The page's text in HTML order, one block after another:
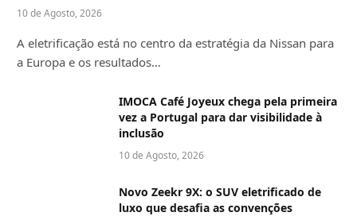
10 de Agosto, 2026
A eletrificação está no centro da estratégia da Nissan para
a Europa e os resultados…
IMOCA Café Joyeux chega pela primeira
vez a Portugal para dar visibilidade à
inclusão
10 de Agosto, 2026
Novo Zeekr 9X: o SUV eletrificado de
luxo que desafia as convenções